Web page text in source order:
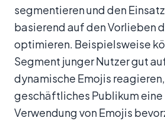
segmentieren und den
basierend auf den Vorlieben
optimieren. Beispielsweise
Segment junger Nutzer gut
dynamische Emojis
geschäftliches Publikum eine
Verwendung von Emojis